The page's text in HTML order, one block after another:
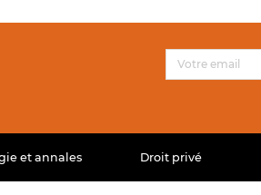
et annales Droit privé